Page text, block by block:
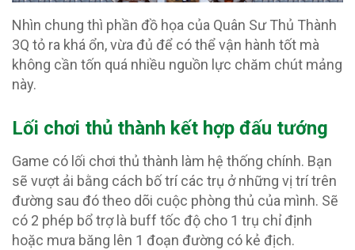
Nhìn chung thì phần đồ họa của Quân Sư Thủ Thành
3Q tỏ ra khá ổn, vừa đủ để có thể vận hành tốt mà
không cần tốn quá nhiều nguồn lực chăm chút mảng
này.
Lối chơi thủ thành kết hợp đấu tướng
Game có lối chơi thủ thành làm hệ thống chính. Bạn
sẽ vượt ải bằng cách bố trí các trụ ở những vị trí trên
đường sau đó theo dõi cuộc phòng thủ của mình. Sẽ
có 2 phép bổ trợ là buff tốc độ cho 1 trụ chỉ định
hoặc mưa băng lên 1 đoạn đường có kẻ địch.